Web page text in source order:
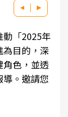
「2025年
為目的，深
角色，並透
導。邀請您